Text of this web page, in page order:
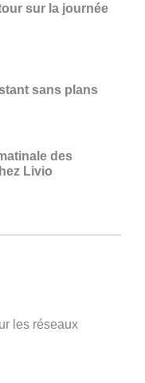
sur la journée
sans plans
des
Livio
les réseaux